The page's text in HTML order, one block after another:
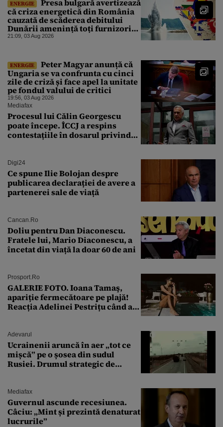
ENERGIE
Presa bulgară avertizează
că criza energetică din România
cauzată de scăderea debitului
Dunării amenință toți furnizorii
balcanici de electricitate
21:09, 03 Aug 2026
ENERGIE
Peter Magyar anunță că
Ungaria se va confrunta cu cinci
zile de criză și face apel la unitate
pe fondul valului de critici
19:56, 03 Aug 2026
Mediafax
Procesul lui Călin Georgescu
poate începe. ÎCCJ a respins
contestațiile în dosarul privind
Digi24
Ce spune Ilie Bolojan despre
publicarea declarației de avere a
partenerei sale de viață
Cancan.ro
Doliu pentru Dan Diaconescu.
Fratele lui, Mario Diaconescu, a
încetat din viață la doar 60 de ani
Prosport.ro
GALERIE FOTO. Ioana Tamaş,
apariție fermecătoare pe plajă!
Reacția Adelinei Pestrițu când a
Adevarul
Ucrainenii aruncă în aer „tot ce
mișcă” pe o șosea din sudul
Rusiei. Drumul strategic de
Mediafax
Guvernul ascunde recesiunea.
Câciu: „Mint și prezintă denaturat
lucrurile”